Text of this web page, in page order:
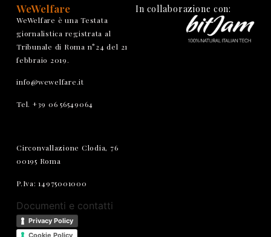
WeWelfare
WeWelfare è una Testata
giornalistica registrata al
Tribunale di Roma n°24 del 21
febbraio 2019.
info@wewelfare.it
Tel. +39 06 56549064
Circonvallazione Clodia, 76
00195 Roma
P.Iva: 14975001000
Documenti e contatti
Privacy Policy
In collaborazione con: